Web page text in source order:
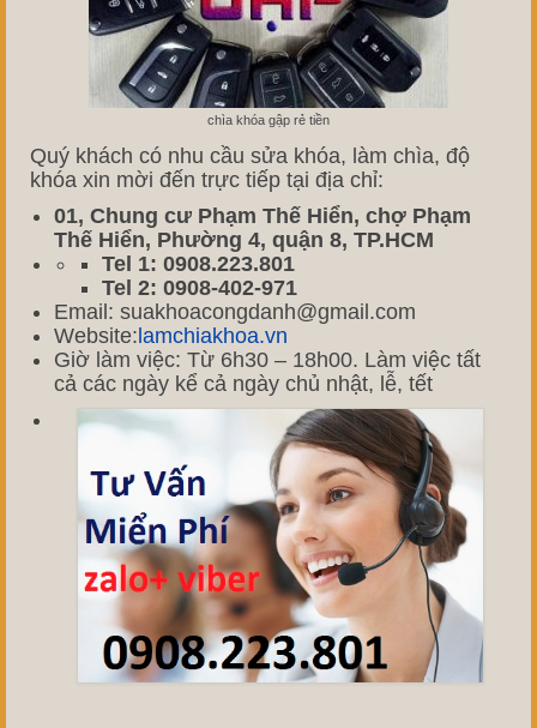
chìa khóa gập rẻ tiền
Quý khách có nhu cầu sửa khóa, làm chìa, độ
khóa xin mời đến trực tiếp tại địa chỉ:
01, Chung cư Phạm Thế Hiển, chợ Phạm
Thế Hiển, Phường 4, quận 8, TP.HCM
Tel 1: 0908.223.801
Tel 2: 0908-402-971
Email: suakhoacongdanh@gmail.com
Website:lamchiakhoa.vn
Giờ làm việc: Từ 6h30 – 18h00. Làm việc tất
cả các ngày kể cả ngày chủ nhật, lễ, tết